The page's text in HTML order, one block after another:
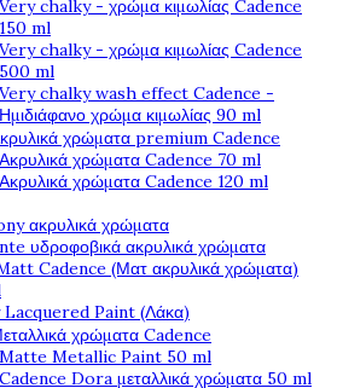
Very chalky - χρώμα κιμωλίας Cadence
150 ml
Very chalky - χρώμα κιμωλίας Cadence
500 ml
Very chalky wash effect Cadence -
Ημιδιάφανο χρώμα κιμωλίας 90 ml
χρώματα premium Cadence
Ακρυλικά χρώματα Cadence 70 ml
Ακρυλικά χρώματα Cadence 120 ml
ακρυλικά χρώματα
υδροφοβικά ακρυλικά χρώματα
Cadence (Ματ ακρυλικά χρώματα)
Lacquered Paint (Λάκα)
χρώματα Cadence
Matte Metallic Paint 50 ml
Cadence Dora μεταλλικά χρώματα 50 ml